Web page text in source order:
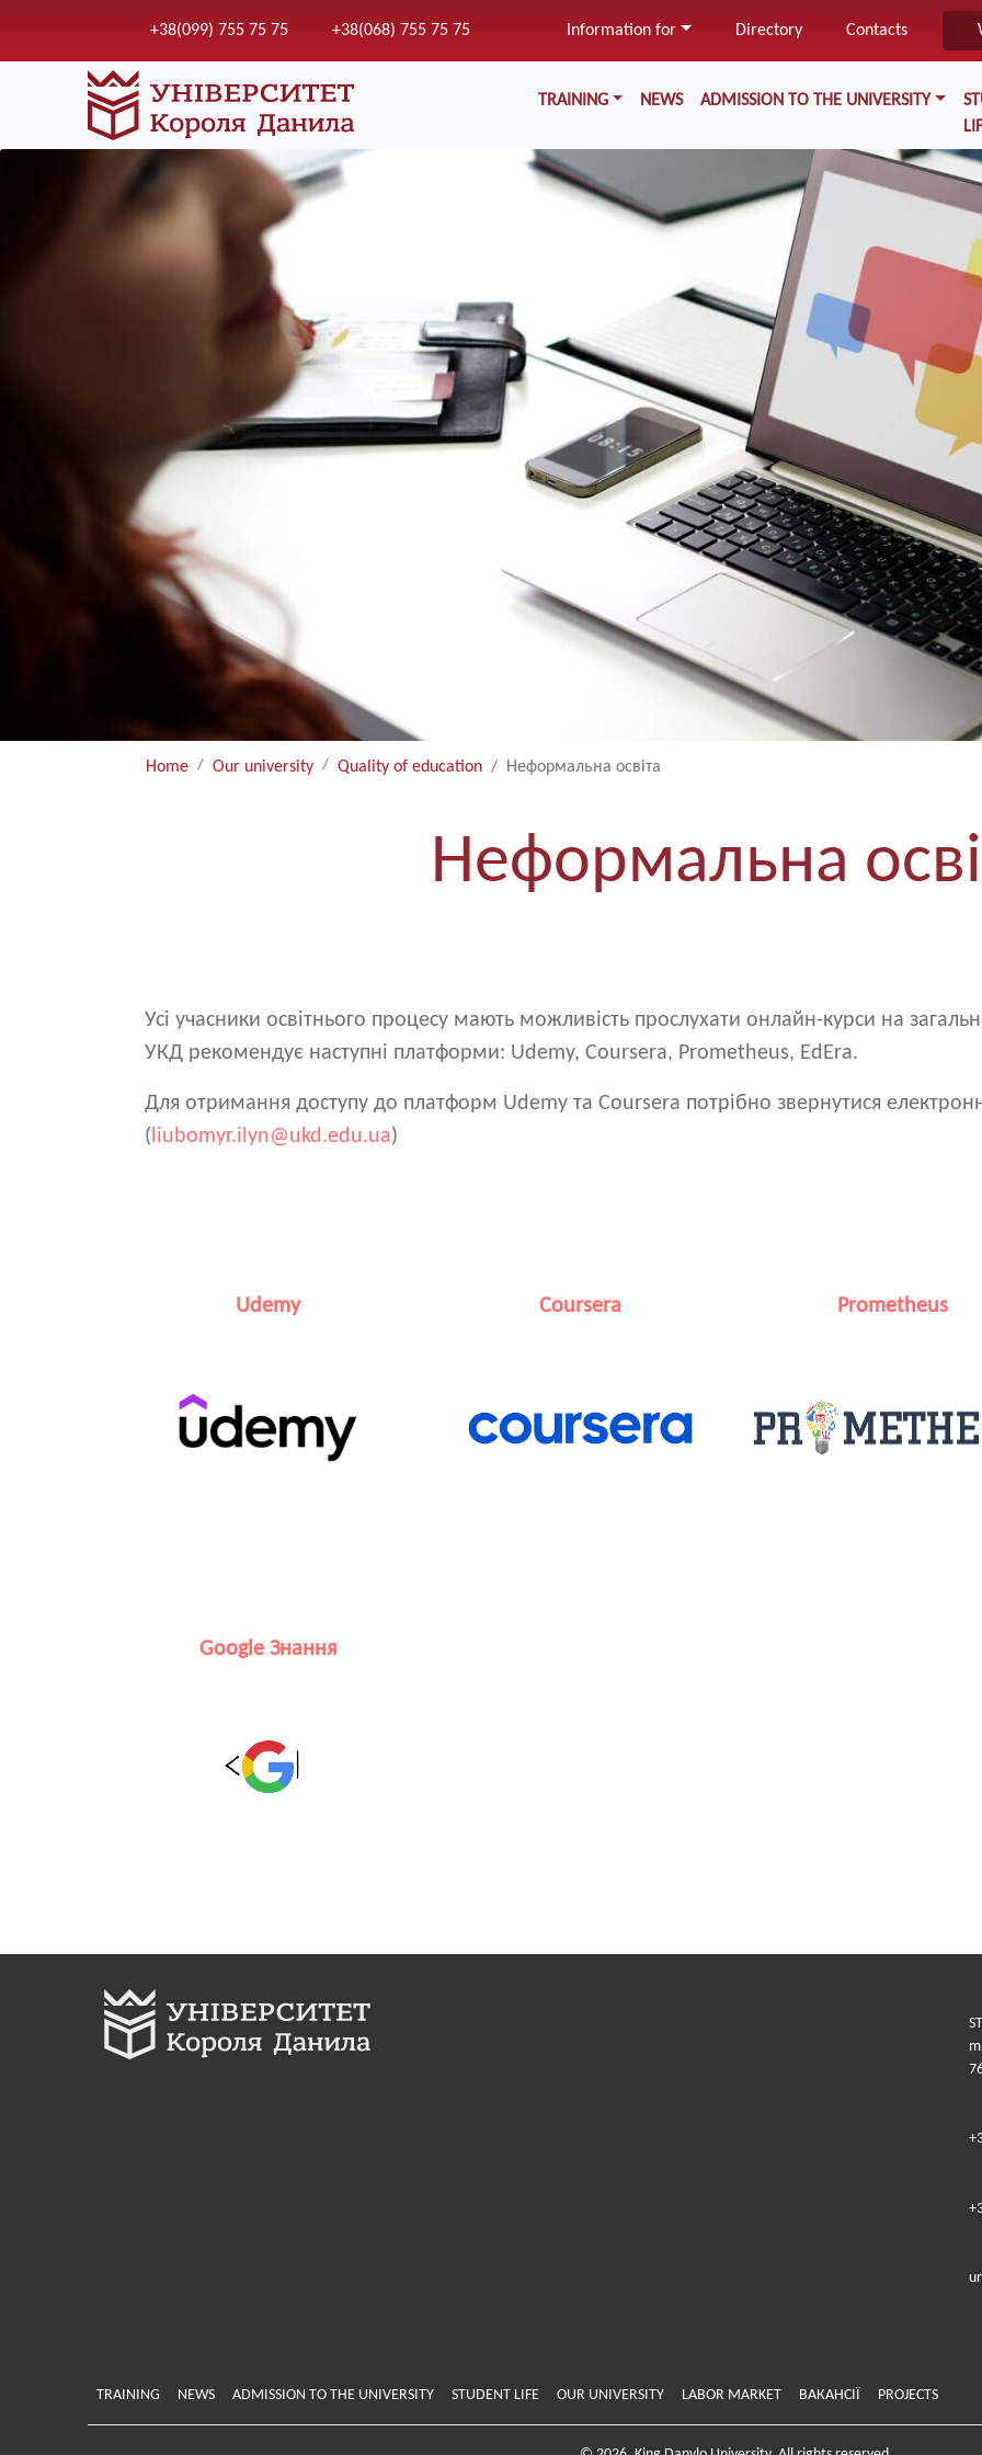
to
main
content
+38(099) 755 75 75 +38(068) 755 75 75 Information for Directory Contacts
Меню у хедері
TRAINING NEWS ADMISSION TO THE UNIVERSITY
Home Our university Quality of education Неформальна освіта
Неформальна
Усі учасники освітнього процесу мають можливість прослухати онлайн-курси на
УКД рекомендує наступні платформи: Udemy, Coursera, Prometheus, EdEra.
Для отримання доступу до платформ Udemy та Coursera потрібно звернутися
( liubomyr.ilyn@ukd.edu.ua)
Udemy Coursera Prometheus
Google Знання
Меню у хедері
TRAINING NEWS ADMISSION TO THE UNIVERSITY STUDENT LIFE OUR UNIVERSITY LABOR MARKET ВАКАНСІЇ PROJECTS